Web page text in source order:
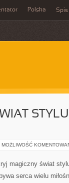
Polska Spis
STYLU
MOŻLIWOŚĆ
magiczny świat
serca wielu